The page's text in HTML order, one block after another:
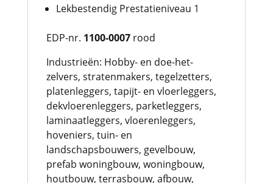
Lekbestendig Prestatieniveau 1
EDP-nr. 1100-0007rood
Industrieën: Hobby- en doe-het-
zelvers, stratenmakers, tegelzetters,
platenleggers, tapijt- en vloerleggers,
dekvloerenleggers, parketleggers,
laminaatleggers, vloerenleggers,
hoveniers, tuin- en
landschapsbouwers, gevelbouw,
prefab woningbouw, woningbouw,
houtbouw, terrasbouw, afbouw,